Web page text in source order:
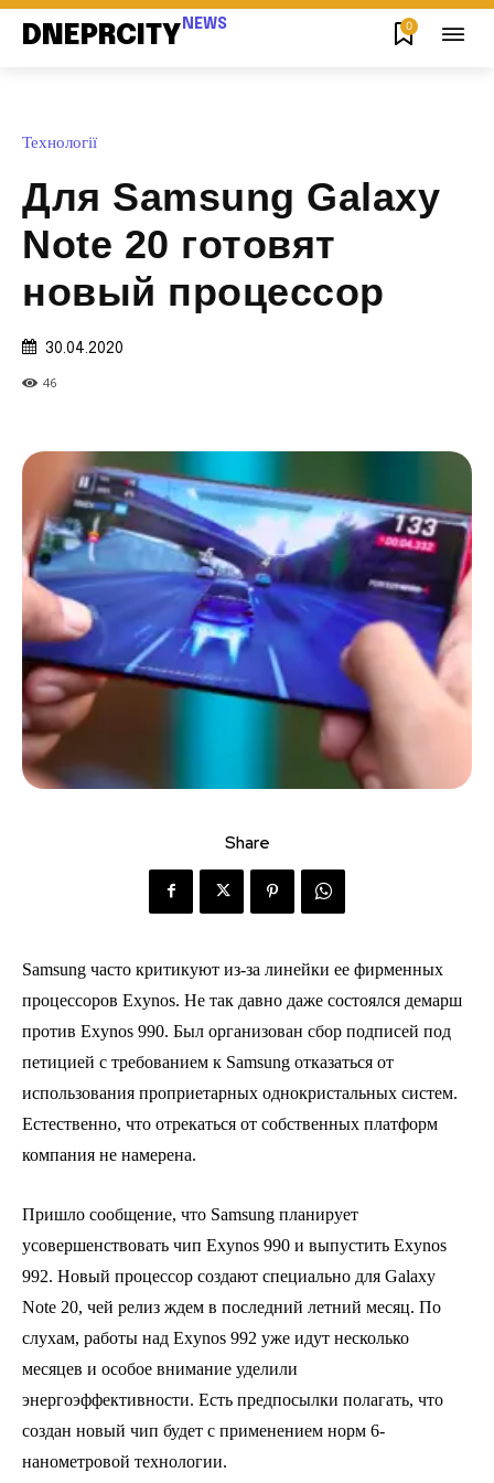
DNEPRCITY NEWS 0
Технології
Для Samsung Galaxy
Note 20 готовят
новый процессор
30.04.2020
46
Share
Samsung часто критикуют из-за линейки ее фирменных
процессоров Exynos. Не так давно даже состоялся демарш
против Exynos 990. Был организован сбор подписей под
петицией с требованием к Samsung отказаться от
использования проприетарных однокристальных систем.
Естественно, что отрекаться от собственных платформ
компания не намерена.
Пришло сообщение, что Samsung планирует
усовершенствовать чип Exynos 990 и выпустить Exynos
992. Новый процессор создают специально для Galaxy
Note 20, чей релиз ждем в последний летний месяц. По
слухам, работы над Exynos 992 уже идут несколько
месяцев и особое внимание уделили
энергоэффективности. Есть предпосылки полагать, что
создан новый чип будет с применением норм 6-
нанометровой технологии.